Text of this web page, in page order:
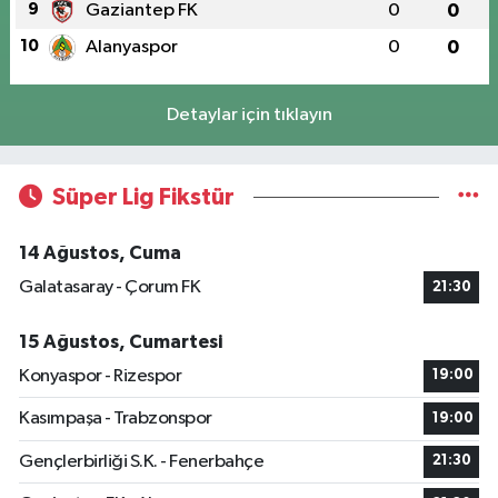
9 Gaziantep FK 0 0
10 Alanyaspor 0 0
Detaylar için tıklayın
Süper Lig Fikstür
14 Ağustos, Cuma
Galatasaray - Çorum FK
21:30
15 Ağustos, Cumartesi
Konyaspor - Rizespor
19:00
Kasımpaşa - Trabzonspor 19:00
Gençlerbirliği S.K. - Fenerbahçe 21:30